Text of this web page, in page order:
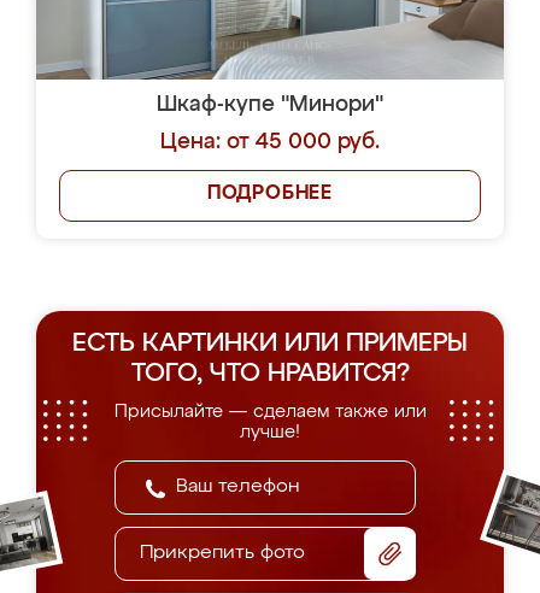
Шкаф-купе "Минори"
Цена: от 45 000 руб.
ПОДРОБНЕЕ
ЕСТЬ КАРТИНКИ ИЛИ ПРИМЕРЫ
ТОГО, ЧТО НРАВИТСЯ?
Присылайте — сделаем также или
лучше!
Прикрепить фото